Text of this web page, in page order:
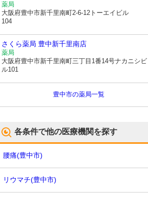
薬局
大阪府豊中市新千里南町2-6-12トーエイビル
104
さくら薬局 豊中新千里南店
薬局
大阪府豊中市新千里南町三丁目1番14号ナカニシビ
ル101
豊中市の薬局一覧
各条件で他の医療機関を探す
腰痛(豊中市)
リウマチ(豊中市)